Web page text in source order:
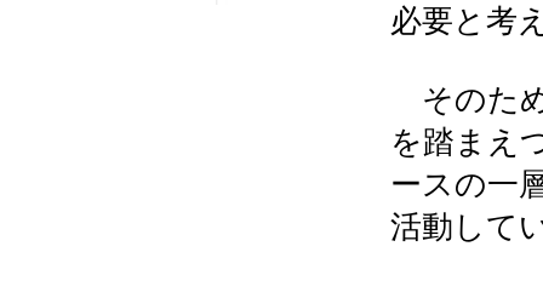
必要と
そのた
を踏まえ
ースの一
活動して